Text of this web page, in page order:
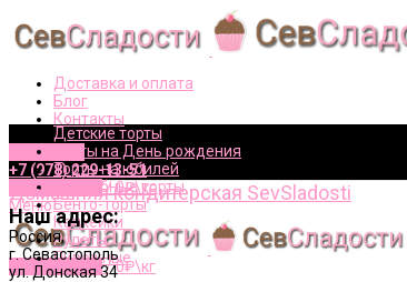
Доставка и оплата
Блог
Контакты
Вконтакте
+7 (978) 229-13-51
элементов /0₽\кг
Меню
0элементов/0₽\кг
Детские торты
Торты на День рождения
Торты на юбилей
Свадебные торты
Бенто-торты
Капкейки
Рулеты
Пирожные
Домашняя кондитерская SevSladosti
Наш адрес:
Россия,
г. Севастополь
ул. Донская 34